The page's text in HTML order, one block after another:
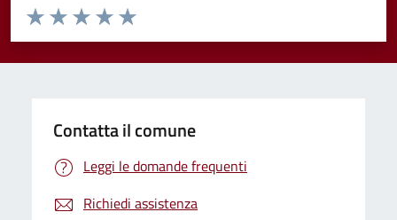
Valuta da 1 a 5 stelle la pagina
Valuta 5 stelle su 5
Valuta 4 stelle su 5
Valuta 3 stelle su 5
Valuta 2 stelle su 5
Valuta 1 stelle su 5
Contatta il comune
Leggi le domande frequenti
Richiedi assistenza